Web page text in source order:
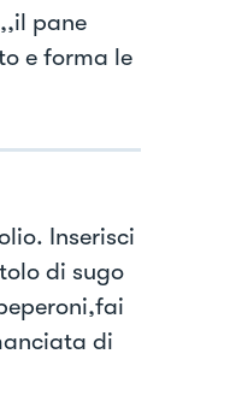
pane
e forma le
Inserisci
di sugo
di